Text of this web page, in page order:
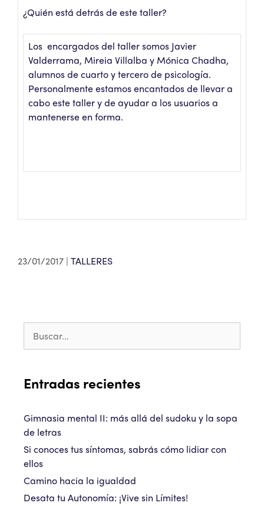
¿Quién está detrás de este taller?
Los encargados del taller somos Javier
Valderrama, Mireia Villalba y Mónica Chadha,
alumnos de cuarto y tercero de psicología.
Personalmente estamos encantados de llevar a
cabo este taller y de ayudar a los usuarios a
mantenerse en forma.
23/01/2017 TALLERES
Entradas recientes
Gimnasia mental II: más allá del sudoku y la sopa
de letras
Si conoces tus síntomas, sabrás cómo lidiar con
ellos
Camino hacia la igualdad
Desata tu Autonomía: ¡Vive sin Límites!